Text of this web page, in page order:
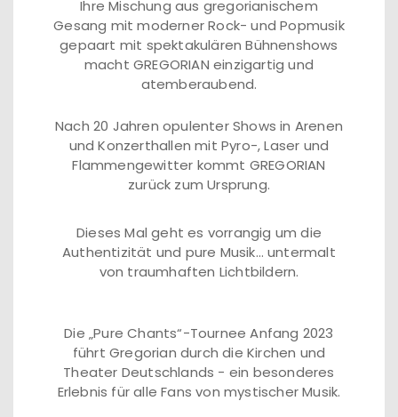
Ihre Mischung aus gregorianischem
Gesang mit moderner Rock- und Popmusik
gepaart mit spektakulären Bühnenshows
macht GREGORIAN einzigartig und
atemberaubend.
Nach 20 Jahren opulenter Shows in Arenen
und Konzerthallen mit Pyro-, Laser und
Flammengewitter kommt GREGORIAN
zurück zum Ursprung.
Dieses Mal geht es vorrangig um die
Authentizität und pure Musik… untermalt
von traumhaften Lichtbildern.
Die „Pure Chants“-Tournee Anfang 2023
führt Gregorian durch die Kirchen und
Theater Deutschlands - ein besonderes
Erlebnis für alle Fans von mystischer Musik.